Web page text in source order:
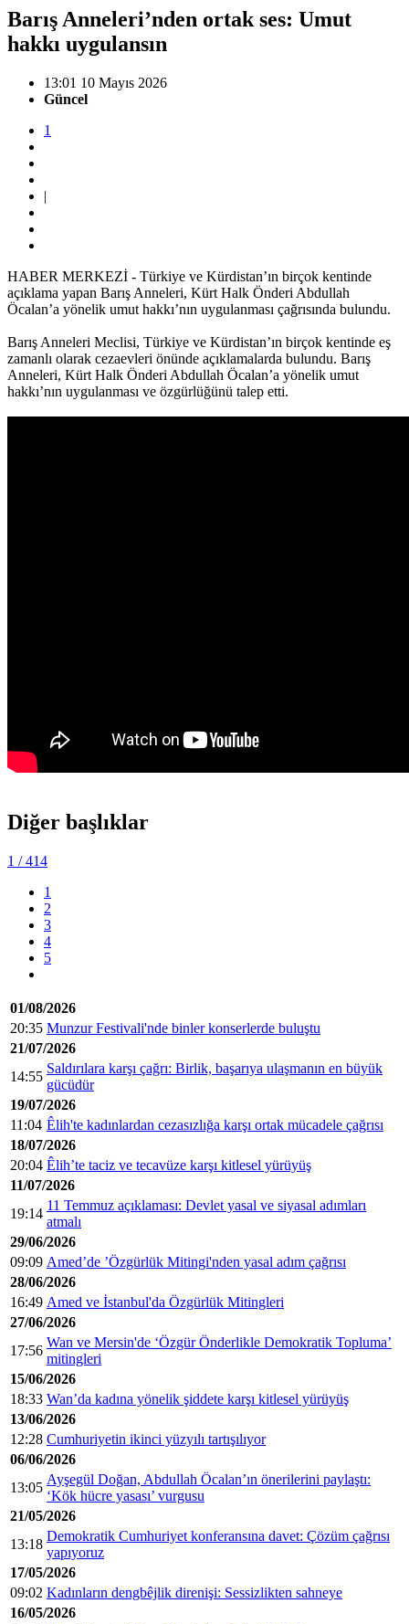
Barış Anneleri’nden ortak ses: Umut
hakkı uygulansın
13:01 10 Mayıs 2026
Güncel
1
|
HABER MERKEZİ - Türkiye ve Kürdistan’ın birçok kentinde
açıklama yapan Barış Anneleri, Kürt Halk Önderi Abdullah
Öcalan’a yönelik umut hakkı’nın uygulanması çağrısında bulundu.
Barış Anneleri Meclisi, Türkiye ve Kürdistan’ın birçok kentinde eş
zamanlı olarak cezaevleri önünde açıklamalarda bulundu. Barış
Anneleri, Kürt Halk Önderi Abdullah Öcalan’a yönelik umut
hakkı’nın uygulanması ve özgürlüğünü talep etti.
Diğer başlıklar
1 / 414
1
2
3
4
5
01/08/2026
20:35 Munzur Festivali'nde binler konserlerde buluştu
21/07/2026
14:55
Saldırılara karşı çağrı: Birlik, başarıya ulaşmanın en büyük
gücüdür
19/07/2026
11:04 Êlih'te kadınlardan cezasızlığa karşı ortak mücadele çağrısı
18/07/2026
20:04 Êlih’te taciz ve tecavüze karşı kitlesel yürüyüş
11/07/2026
19:14
11 Temmuz açıklaması: Devlet yasal ve siyasal adımları
atmalı
29/06/2026
09:09 Amed’de ’Özgürlük Mitingi'nden yasal adım çağrısı
28/06/2026
16:49 Amed ve İstanbul'da Özgürlük Mitingleri
27/06/2026
17:56
Wan ve Mersin'de ‘Özgür Önderlikle Demokratik Topluma’
mitingleri
15/06/2026
18:33 Wan’da kadına yönelik şiddete karşı kitlesel yürüyüş
13/06/2026
12:28 Cumhuriyetin ikinci yüzyılı tartışılıyor
06/06/2026
13:05
Ayşegül Doğan, Abdullah Öcalan’ın önerilerini paylaştı:
‘Kök hücre yasası’ vurgusu
21/05/2026
13:18
Demokratik Cumhuriyet konferansına davet: Çözüm çağrısı
yapıyoruz
17/05/2026
09:02 Kadınların dengbêjlik direnişi: Sessizlikten sahneye
16/05/2026